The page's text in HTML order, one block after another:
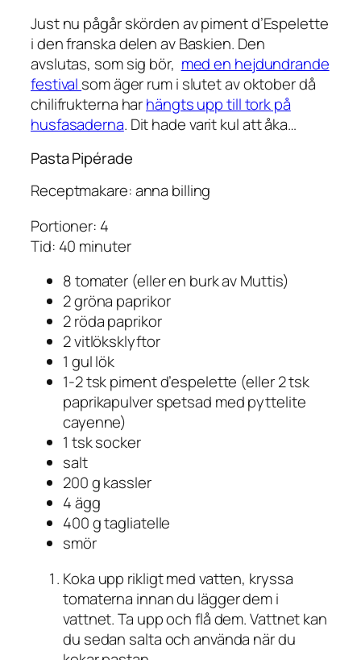
Just nu pågår skörden av piment d’Espelette
i den franska delen av Baskien. Den
avslutas, som sig bör, med en hejdundrande
festival som äger rum i slutet av oktober då
chilifrukterna harhängts upp till tork på
husfasaderna. Dit hade varit kul att åka…
Pasta Pipérade
Receptmakare: anna billing
Portioner: 4
Tid: 40 minuter
8 tomater (eller en burk av Muttis)
2 gröna paprikor
2 röda paprikor
2 vitlöksklyftor
1 gul lök
1-2 tsk piment d’espelette (eller 2 tsk
paprikapulver spetsad med pyttelite
cayenne)
1 tsk socker
salt
200 g kassler
4 ägg
400 g tagliatelle
smör
Koka upp rikligt med vatten, kryssa
tomaterna innan du lägger dem i
vattnet. Ta upp och flå dem. Vattnet kan
du sedan salta och använda när du